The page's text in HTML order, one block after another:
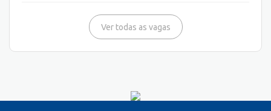
Ver todas as vagas